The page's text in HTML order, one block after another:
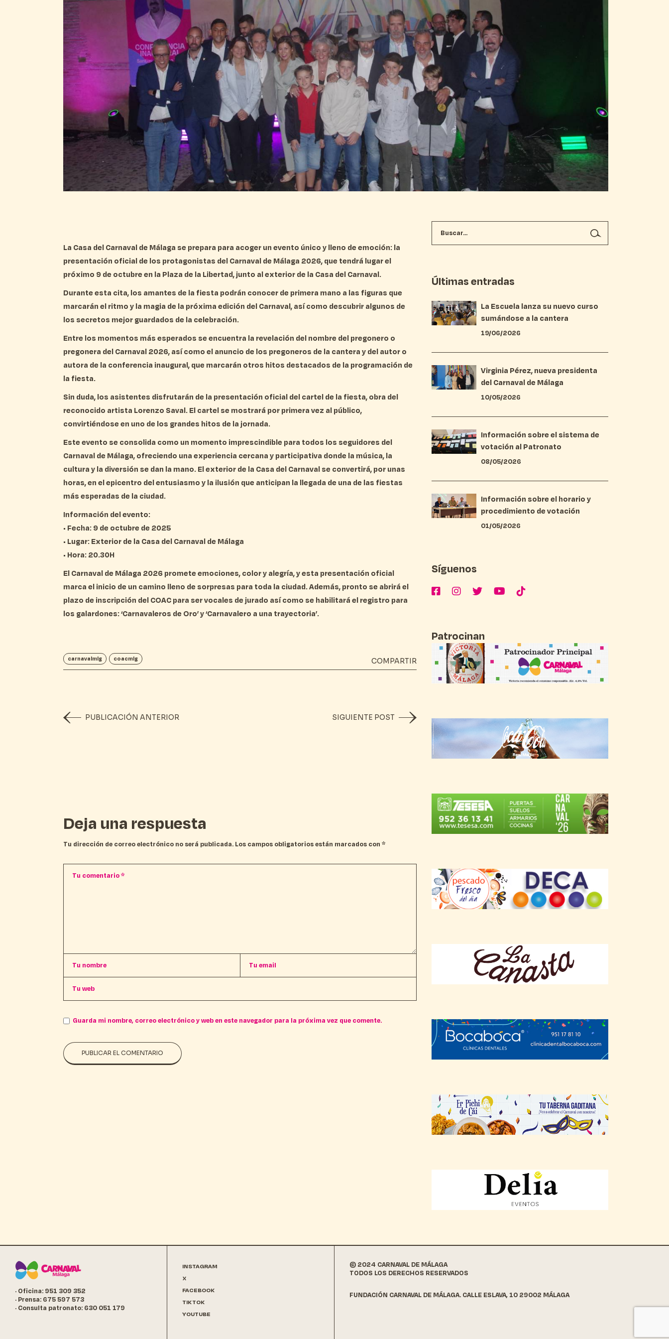
La Casa del Carnaval de Málaga se prepara para acoger un evento único y lleno de emoción: la
presentación oficial de los protagonistas del Carnaval de Málaga 2026, que tendrá lugar el
próximo 9 de octubre en la Plaza de la Libertad, junto al exterior de la Casa del Carnaval.
Durante esta cita, los amantes de la fiesta podrán conocer de primera mano a las figuras que
marcarán el ritmo y la magia de la próxima edición del Carnaval, así como descubrir algunos de
los secretos mejor guardados de la celebración.
Entre los momentos más esperados se encuentra la revelación del nombre del pregonero o
pregonera del Carnaval 2026, así como el anuncio de los pregoneros de la cantera y del autor o
autora de la conferencia inaugural, que marcarán otros hitos destacados de la programación de
la fiesta.
Sin duda, los asistentes disfrutarán de la presentación oficial del cartel de la fiesta, obra del
reconocido artista Lorenzo Saval. El cartel se mostrará por primera vez al público,
convirtiéndose en uno de los grandes hitos de la jornada.
Este evento se consolida como un momento imprescindible para todos los seguidores del
Carnaval de Málaga, ofreciendo una experiencia cercana y participativa donde la música, la
cultura y la diversión se dan la mano. El exterior de la Casa del Carnaval se convertirá, por unas
horas, en el epicentro del entusiasmo y la ilusión que anticipan la llegada de una de las fiestas
más esperadas de la ciudad.
Información del evento:
• Fecha: 9 de octubre de 2025
• Lugar: Exterior de la Casa del Carnaval de Málaga
• Hora: 20.30H
El Carnaval de Málaga 2026 promete emociones, color y alegría, y esta presentación oficial
marca el inicio de un camino lleno de sorpresas para toda la ciudad. Además, pronto se abrirá el
plazo de inscripción del COAC para ser vocales de jurado así como se habilitará el registro para
los galardones: ‘Carnavaleros de Oro’ y ‘Carnavalero a una trayectoria’.
carnavalmlg coacmlg COMPARTIR
PUBLICACIÓN ANTERIOR SIGUIENTE POST
Deja una respuesta
Tu dirección de correo electrónico no será publicada. Los campos obligatorios están marcados con *
Guarda mi nombre, correo electrónico y web en este navegador para la próxima vez que comente.
PUBLICAR EL COMENTARIO
Últimas entradas
La Escuela lanza su nuevo curso
sumándose a la cantera
19/06/2026
Virginia Pérez, nueva presidenta
del Carnaval de Málaga
10/05/2026
Información sobre el sistema de
votación al Patronato
08/05/2026
Información sobre el horario y
procedimiento de votación
01/05/2026
Síguenos
Patrocinan
· Oficina: 951 309 352
· Prensa: 675 597 573
· Consulta patronato: 630 051 179
INSTAGRAM
X
FACEBOOK
TIKTOK
YOUTUBE
© 2024 CARNAVAL DE MÁLAGA
TODOS LOS DERECHOS RESERVADOS
FUNDACIÓN CARNAVAL DE MÁLAGA. CALLE ESLAVA, 10 29002 MÁLAGA